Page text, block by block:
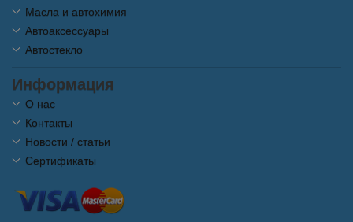
Масла и автохимия
Автоаксессуары
Автостекло
Информация
О нас
Контакты
Новости / статьи
Сертификаты